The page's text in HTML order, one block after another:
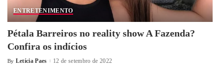
ENTRETENIMENTO
Pétala Barreiros no reality show A Fazenda?
Confira os indícios
By Letícia Paes 12 de setembro de 2022